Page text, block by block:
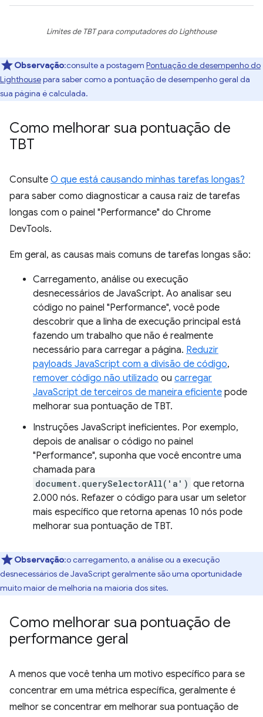
Limites de TBT para computadores do Lighthouse
Observação:consulte a postagem Pontuação de desempenho do
Lighthousepara saber como a pontuação de desempenho geral da
sua página é calculada.
Como melhorar sua pontuação de
TBT
Consulte O que está causando minhas tarefas longas?
para saber como diagnosticar a causa raiz de tarefas
longas com o painel "Performance" do Chrome
DevTools.
Em geral, as causas mais comuns de tarefas longas são:
Carregamento, análise ou execução
desnecessários de JavaScript. Ao analisar seu
código no painel "Performance", você pode
descobrir que a linha de execução principal está
fazendo um trabalho que não é realmente
necessário para carregar a página. Reduzir
payloads JavaScript com a divisão de código,
remover código não utilizado ou carregar
JavaScript de terceiros de maneira eficiente pode
melhorar sua pontuação de TBT.
Instruções JavaScript ineficientes. Por exemplo,
depois de analisar o código no painel
"Performance", suponha que você encontre uma
chamada para
document.querySelectorAll('a') que retorna
2.000 nós. Refazer o código para usar um seletor
mais específico que retorna apenas 10 nós pode
melhorar sua pontuação de TBT.
Observação:o carregamento, a análise ou a execução
desnecessários de JavaScript geralmente são uma oportunidade
muito maior de melhoria na maioria dos sites.
Como melhorar sua pontuação de
performance geral
A menos que você tenha um motivo específico para se
concentrar em uma métrica específica, geralmente é
melhor se concentrar em melhorar sua pontuação de